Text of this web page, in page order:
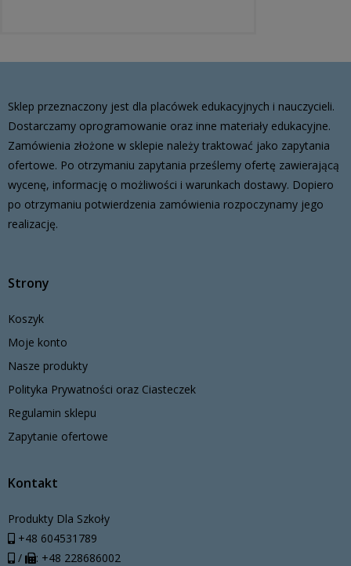
Sklep przeznaczony jest dla placówek edukacyjnych i nauczycieli.
Dostarczamy oprogramowanie oraz inne materiały edukacyjne.
Zamówienia złożone w sklepie należy traktować jako zapytania
ofertowe. Po otrzymaniu zapytania prześlemy ofertę zawierającą
wycenę, informację o możliwości i warunkach dostawy. Dopiero
po otrzymaniu potwierdzenia zamówienia rozpoczynamy jego
realizację.
Strony
Koszyk
Moje konto
Nasze produkty
Polityka Prywatności oraz Ciasteczek
Regulamin sklepu
Zapytanie ofertowe
Kontakt
Produkty Dla Szkoły
+48 604531789
/
: +48 228686002